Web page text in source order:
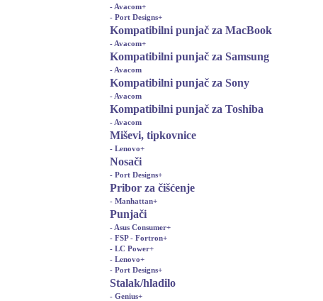
- Avacom+
- Port Designs+
Kompatibilni punjač za MacBook
- Avacom+
Kompatibilni punjač za Samsung
- Avacom
Kompatibilni punjač za Sony
- Avacom
Kompatibilni punjač za Toshiba
- Avacom
Miševi, tipkovnice
- Lenovo+
Nosači
- Port Designs+
Pribor za čišćenje
- Manhattan+
Punjači
- Asus Consumer+
- FSP - Fortron+
- LC Power+
- Lenovo+
- Port Designs+
Stalak/hladilo
- Genius+